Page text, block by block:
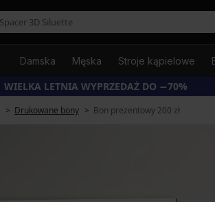
Damska Męska Stroje kąpielowe
WIELKA LETNIA WYPRZEDAŻ DO −70%
Drukowane bony Bon prezentowy 200 zł